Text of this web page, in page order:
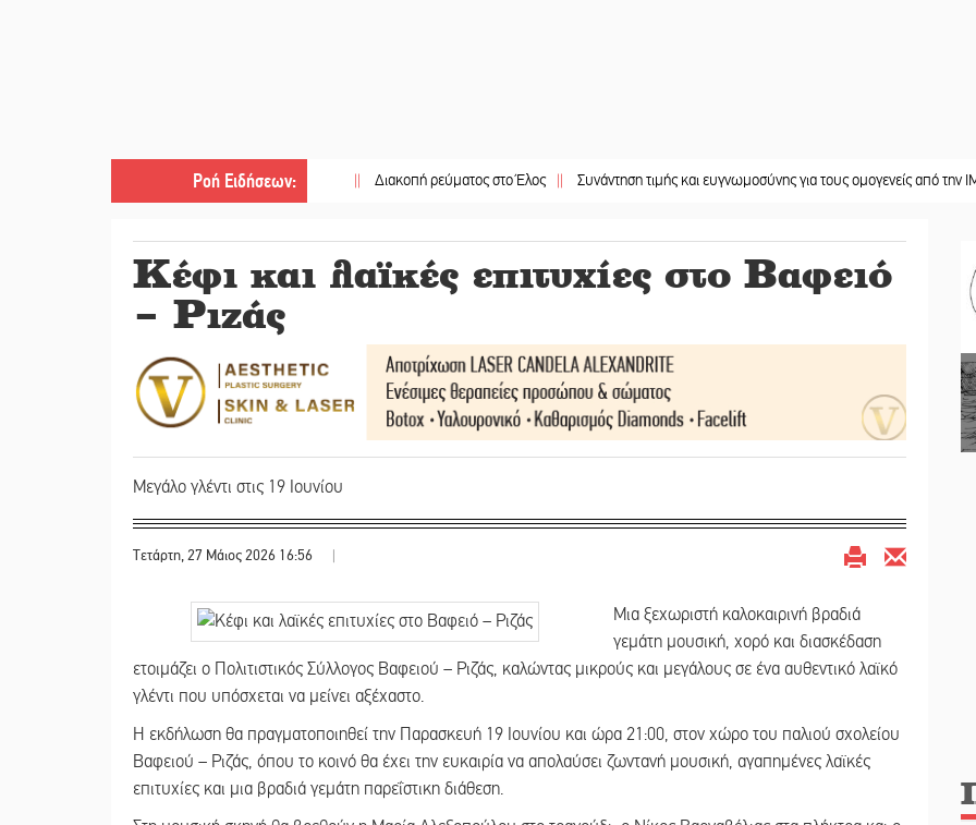
Ροή Ειδήσεων:|| Διακοπή ρεύματος στο Έλος || Συνάντηση τιμής και ευγνωμοσύνης για τους ομογενείς από την ΙΜΜΣ ||
Κέφι και λαϊκές επιτυχίες στο Βαφειό
– Ριζάς
Μεγάλο γλέντι στις 19 Ιουνίου
Τετάρτη, 27 Μάιος 2026 16:56 |
Μια ξεχωριστή καλοκαιρινή βραδιά
γεμάτη μουσική, χορό και διασκέδαση
ετοιμάζει ο Πολιτιστικός Σύλλογος Βαφειού – Ριζάς, καλώντας μικρούς και μεγάλους σε ένα αυθεντικό λαϊκό
γλέντι που υπόσχεται να μείνει αξέχαστο.
Η εκδήλωση θα πραγματοποιηθεί την Παρασκευή 19 Ιουνίου και ώρα 21:00, στον χώρο του παλιού σχολείου
Βαφειού – Ριζάς, όπου το κοινό θα έχει την ευκαιρία να απολαύσει ζωντανή μουσική, αγαπημένες λαϊκές
επιτυχίες και μια βραδιά γεμάτη παρεΐστικη διάθεση.